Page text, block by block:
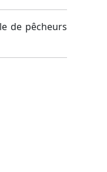
de pêcheurs